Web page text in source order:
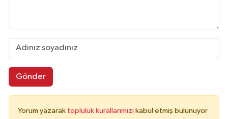
Gönder
Yorum yazarak topluluk kurallarımızı kabul etmiş bulunuyor